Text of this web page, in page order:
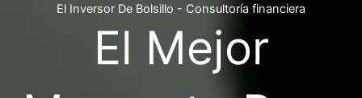
El Inversor De Bolsillo - Consultoría financiera
El Mejor